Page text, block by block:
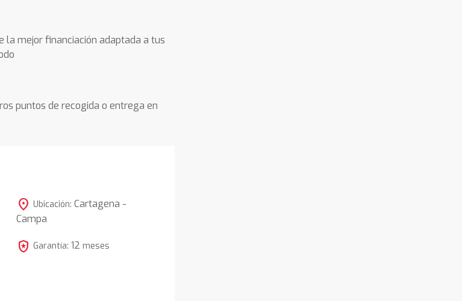
la mejor financiación adaptada a tus
puntos de recogida o entrega en
location_on Ubicación: Cartagena -
Campa
local_police Garantía: 12 meses